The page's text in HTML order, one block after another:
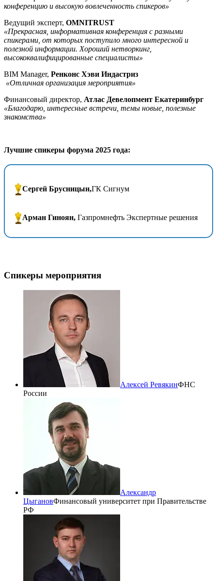
конференцию и высокую вовлеченность спикеров»
Ведущий эксперт, OMNITRUST
«Прекрасная, информативная конференция с разными
спикерами, от которых поступило много интересной и
полезной информации. Хороший нетворкинг,
высококвалифицированные специалисты»
BIM Manager, Ренконс Хэви Индастриз
«Отличная организация мероприятия»
Финансовый директор, Атлас Девелопмент Екатеринбург
«Благодарю, интересные встречи, темы новые, полезные
знакомства»
Лучшие спикеры форума 2025 года:
Сергей Брусницын,ГК Сигнум
Арман Гиноян, Газпромнефть Экспертные решения
Спикеры мероприятия
Алексей РевякинФНС
России
Александр
ЦыгановФинансовый университет при Правительстве
РФ